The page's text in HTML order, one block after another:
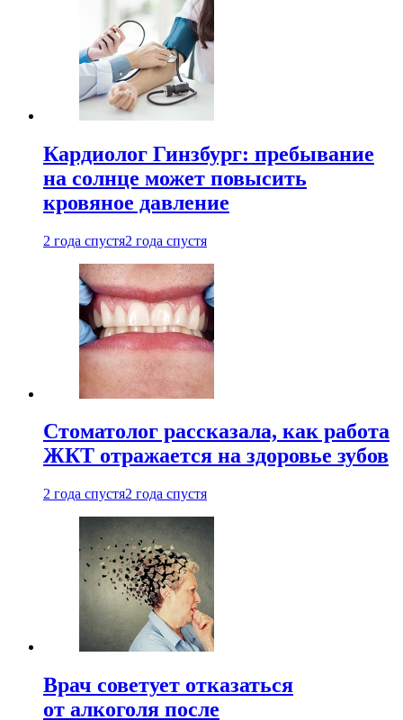
Кардиолог Гинзбург: пребывание
на солнце может повысить
кровяное давление
2 года спустя2 года спустя
Стоматолог рассказала, как работа
ЖКТ отражается на здоровье зубов
2 года спустя2 года спустя
Врач советует отказаться
от алкоголя после